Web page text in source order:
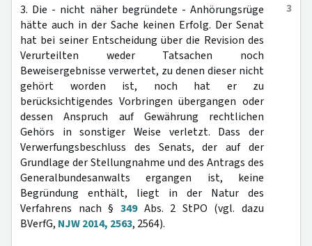
3
3. Die - nicht näher begründete - Anhörungsrüge
hätte auch in der Sache keinen Erfolg. Der Senat
hat bei seiner Entscheidung über die Revision des
Verurteilten weder Tatsachen noch
Beweisergebnisse verwertet, zu denen dieser nicht
gehört worden ist, noch hat er zu
berücksichtigendes Vorbringen übergangen oder
dessen Anspruch auf Gewährung rechtlichen
Gehörs in sonstiger Weise verletzt. Dass der
Verwerfungsbeschluss des Senats, der auf der
Grundlage der Stellungnahme und des Antrags des
Generalbundesanwalts ergangen ist, keine
Begründung enthält, liegt in der Natur des
Verfahrens nach § 349Abs. 2 StPO (vgl. dazu
BVerfG, NJW 2014, 2563, 2564).